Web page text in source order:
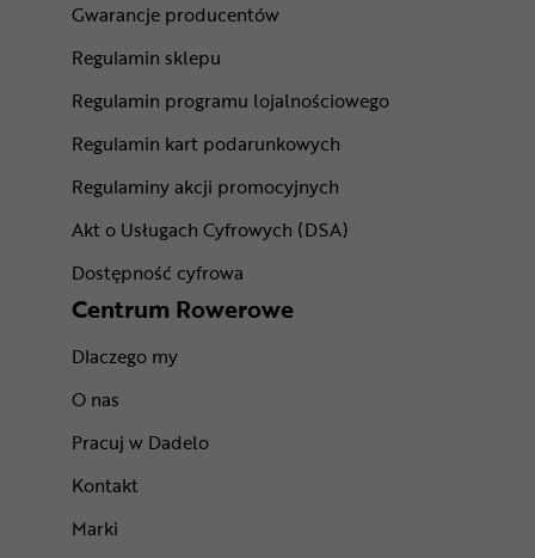
Gwarancje producentów
Regulamin sklepu
Regulamin programu lojalnościowego
Regulamin kart podarunkowych
Regulaminy akcji promocyjnych
Akt o Usługach Cyfrowych (DSA)
Dostępność cyfrowa
Centrum Rowerowe
Dlaczego my
O nas
Pracuj w Dadelo
Kontakt
Marki